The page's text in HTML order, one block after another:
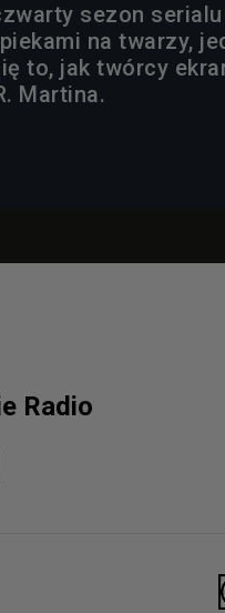
sezon
na twarzy,
to, jak twórcy
Martina.
Radio